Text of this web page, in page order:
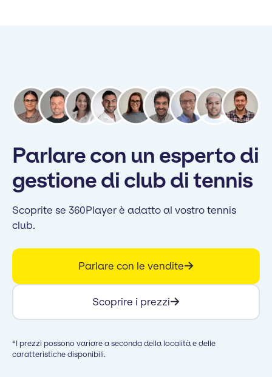
Parlare con un esperto di
gestione di club di tennis
Scoprite se 360Player è adatto al vostro tennis
club.
Parlare con le vendite
Scoprire i prezzi
*I prezzi possono variare a seconda della località e delle
caratteristiche disponibili.